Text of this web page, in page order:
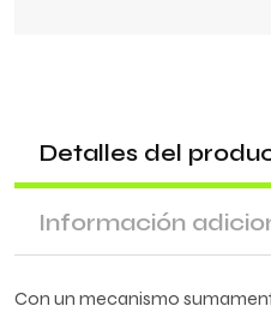
Detalles del
Información
Con un mecanismo